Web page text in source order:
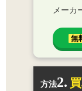
メーカ
無
方法2.